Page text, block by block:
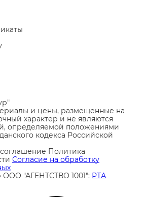
и цены, размещенные на
характер и не являются
определяемой положениями
кодекса Российской
Политика
Согласие на обработку
"АГЕНТСТВО 1001": РТА